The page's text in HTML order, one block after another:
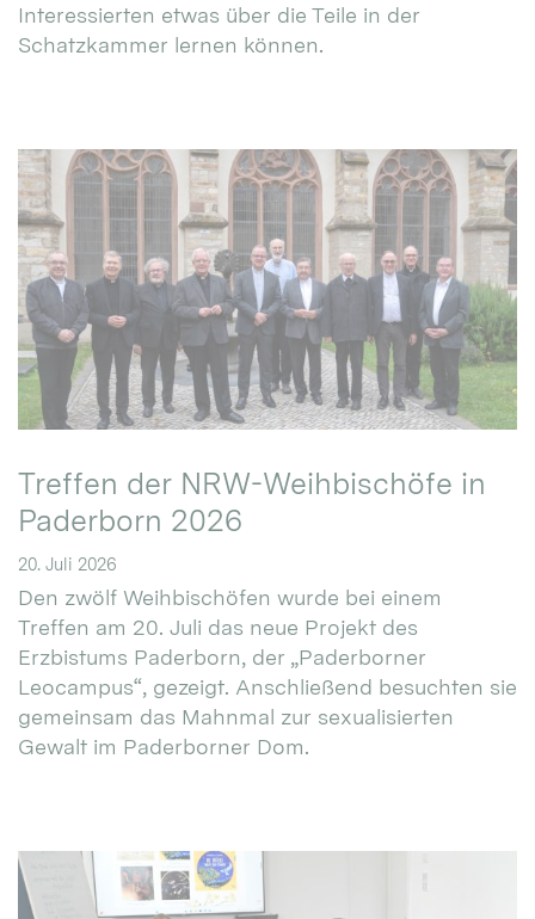
Interessierten etwas über die Teile in der
Schatzkammer lernen können.
Treffen der NRW-Weihbischöfe in
Paderborn 2026
20. Juli 2026
Den zwölf Weihbischöfen wurde bei einem
Treffen am 20. Juli das neue Projekt des
Erzbistums Paderborn, der „Paderborner
Leocampus“, gezeigt. Anschließend besuchten sie
gemeinsam das Mahnmal zur sexualisierten
Gewalt im Paderborner Dom.